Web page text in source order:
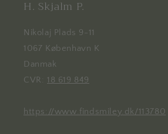
H. Skjalm P.
Nikolaj Plads 9-11
1067 København K
Danmak
CVR: 18 619 849
https://www.findsmiley.dk/113780